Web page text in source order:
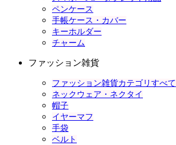
ペンケース
手帳ケース・カバー
キーホルダー
チャーム
ファッション雑貨
ファッション雑貨カテゴリすべて
ネックウェア・ネクタイ
帽子
イヤーマフ
手袋
ベルト